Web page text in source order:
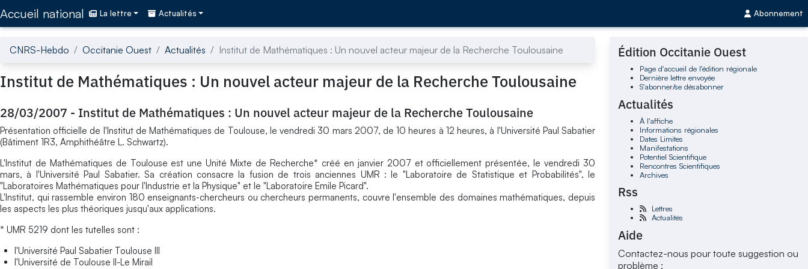
Accueil national La lettre Actualités Abonnement
CNRS-Hebdo Occitanie Ouest Actualités Institut de Mathématiques : Un nouvel acteur majeur de la Recherche Toulousaine
Institut de Mathématiques : Un nouvel acteur majeur de la Recherche Toulousaine
28/03/2007 - Institut de Mathématiques : Un nouvel acteur majeur de la Recherche Toulousaine
Présentation officielle de l'Institut de Mathématiques de Toulouse, le vendredi 30 mars 2007, de 10 heures à 12 heures, à l'Université Paul Sabatier
(Bâtiment 1R3, Amphithéâtre L. Schwartz).
L'Institut de Mathématiques de Toulouse est une Unité Mixte de Recherche* créé en janvier 2007 et officiellement présentée, le vendredi 30
mars, à l'Université Paul Sabatier. Sa création consacre la fusion de trois anciennes UMR : le "Laboratoire de Statistique et Probabilités", le
"Laboratoires Mathématiques pour l'Industrie et la Physique" et le "Laboratoire Emile Picard".
L'Institut, qui rassemble environ 180 enseignants-chercheurs ou chercheurs permanents, couvre l'ensemble des domaines mathématiques, depuis
les aspects les plus théoriques jusqu'aux applications.
* UMR 5219 dont les tutelles sont :
l'Université Paul Sabatier Toulouse III
l'Université de Toulouse II-Le Mirail
Édition Occitanie Ouest
Page d'accueil de l'édition régionale
Dernière lettre envoyée
S'abonner/se désabonner
Actualités
À l'affiche
Informations régionales
Dates Limites
Manifestations
Potentiel Scientifique
Rencontres Scientifiques
Archives
Rss
Lettres
Actualités
Aide
Contactez-nous pour toute suggestion ou
problème :